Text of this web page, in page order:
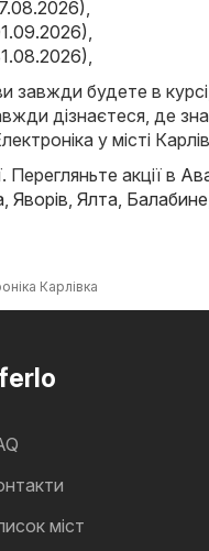
,
,
,
завжди будете в
дізнаєтеся, де
у місті
Перегляньте акції в
, Яворів, Ялта, Балабине
Карлівка
міст